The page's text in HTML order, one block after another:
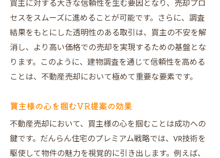
買主に対する大きな信頼性を生む要因となり、売却プロ
セスをスムーズに進めることが可能です。さらに、調査
結果をもとにした透明性のある取引は、買主の不安を解
消し、より高い価格での売却を実現するための基盤とな
ります。このように、建物調査を通じて信頼性を高める
ことは、不動産売却において極めて重要な要素です。
買主様の心を掴むVR提案の効果
不動産売却において、買主様の心を掴むことは成功への
鍵です。だんらん住宅のプレミアム戦略では、VR技術を
駆使して物件の魅力を視覚的に引き出します。例えば、